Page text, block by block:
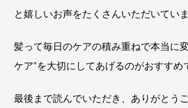
と嬉しいお声をたくさんいただいていま
髪って毎日のケアの積み重ねで本当に
ケア”を大切にしてあげるのがおすすめ
最後まで読んでいただき、ありがとう